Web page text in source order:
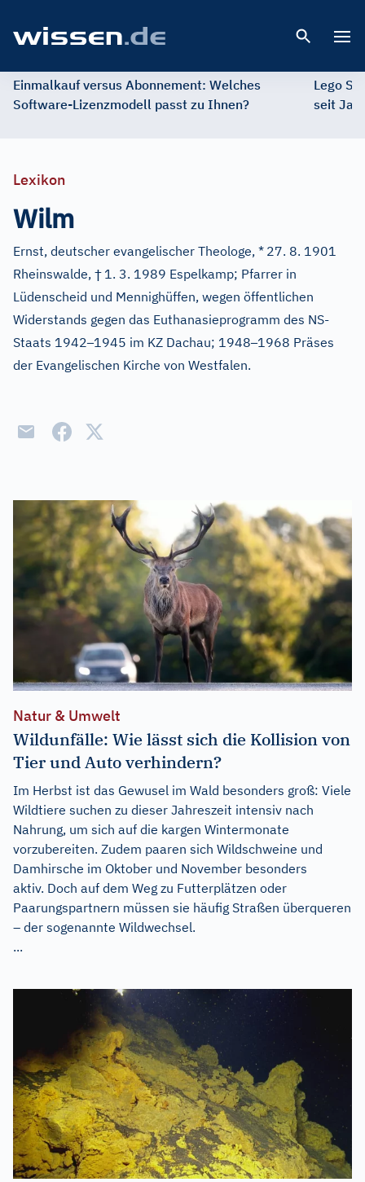
Einmalkauf versus Abonnement: Welches
Software-Lizenzmodell passt zu Ihnen?
Lego
seit
Lexikon
Wilm
Ernst, deutscher evangelischer Theologe, * 27. 8. 1901
Rheinswalde, † 1. 3. 1989 Espelkamp; Pfarrer in
Lüdenscheid und Mennighüffen, wegen öffentlichen
Widerstands gegen das Euthanasieprogramm des NS-
Staats 1942–1945 im KZ Dachau; 1948–1968 Präses
der Evangelischen Kirche von Westfalen.
Natur & Umwelt
Wildunfälle: Wie lässt sich die Kollision von
Tier und Auto verhindern?
Im Herbst ist das Gewusel im Wald besonders groß: Viele
Wildtiere suchen zu dieser Jahreszeit intensiv nach
Nahrung, um sich auf die kargen Wintermonate
vorzubereiten. Zudem paaren sich Wildschweine und
Damhirsche im Oktober und November besonders
aktiv. Doch auf dem Weg zu Futterplätzen oder
Paarungspartnern müssen sie häufig Straßen überqueren
– der sogenannte Wildwechsel.
...